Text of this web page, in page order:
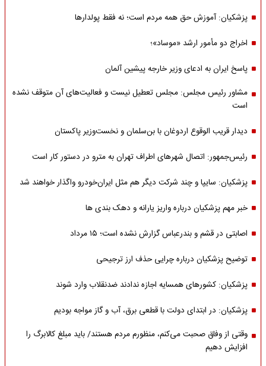
پزشکیان: آموزش حق همه مردم است؛ نه فقط پولدارها
اخراج دو مأمور ارشد «موساد»؛
پاسخ ایران به ادعای وزیر خارجه پیشین آلمان
مشاور رئیس مجلس: مجلس تعطیل نیست و فعالیت‌های آن متوقف نشده
است
دیدار قریب الوقوع اردوغان با بن‌سلمان و نخست‌وزیر پاکستان
رئیس‌جمهور: اتصال شهرهای اطراف تهران به مترو در دستور کار است
پزشکیان: سایپا و چند شرکت دیگر هم مثل ایران‌خودرو واگذار خواهند شد
خبر مهم پزشکیان درباره واریز یارانه و دهک بندی ها
اصابتی در قشم و بندرعباس گزارش نشده است؛ ۱۵ مرداد
توضیح پزشکیان درباره چرایی حذف ارز ترجیحی
پزشکیان: کشورهای همسایه اجازه ندادند ضدنقلاب وارد شوند
پزشکیان: در ابتدای دولت با قطعی برق، آب و گاز مواجه بودیم
وقتی از وفاق صحبت می‌کنم، منظورم مردم هستند/ باید مبلغ کالابرگ را
افزایش دهیم